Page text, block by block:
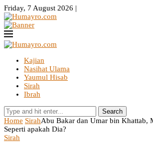
Friday, 7 August 2026 |
Kajian
Nasihat Ulama
Yaumul Hisab
Sirah
Ibrah
Search
Home SirahAbu Bakar dan Umar bin Khattab,
Seperti apakah Dia?
Sirah